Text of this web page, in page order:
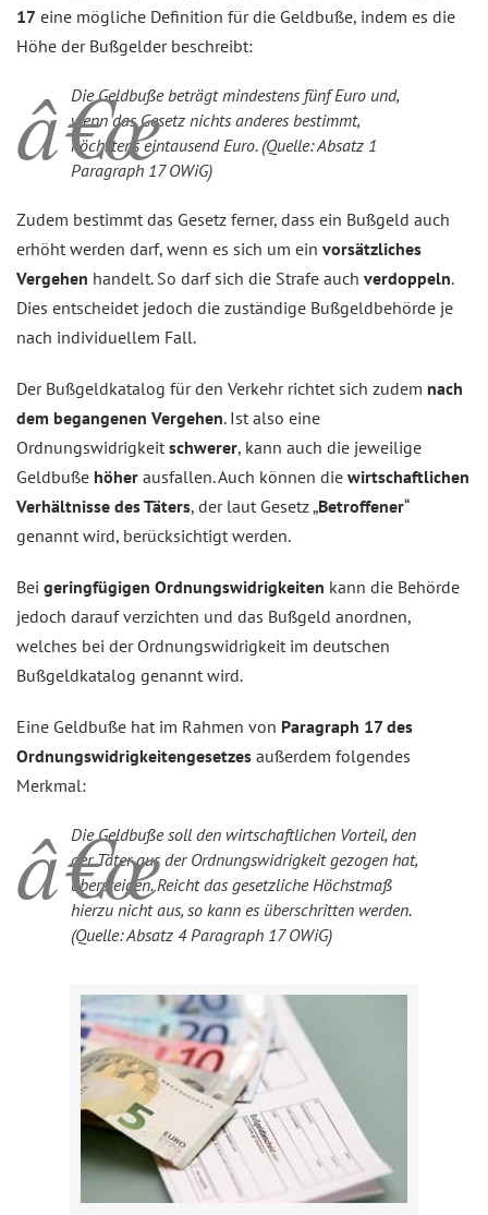
17 eine mögliche Definition für die Geldbuße, indem es die
Höhe der Bußgelder beschreibt:
Die Geldbuße beträgt mindestens fünf Euro und,
wenn das Gesetz nichts anderes bestimmt,
höchstens eintausend Euro. (Quelle: Absatz 1
Paragraph 17 OWiG)
Zudem bestimmt das Gesetz ferner, dass ein Bußgeld auch
erhöht werden darf, wenn es sich um ein vorsätzliches
Vergehen handelt. So darf sich die Strafe auch verdoppeln.
Dies entscheidet jedoch die zuständige Bußgeldbehörde je
nach individuellem Fall.
Der Bußgeldkatalog für den Verkehr richtet sich zudem nach
dem begangenen Vergehen. Ist also eine
Ordnungswidrigkeit schwerer, kann auch die jeweilige
Geldbuße höher ausfallen. Auch können die wirtschaftlichen
Verhältnisse des Täters, der laut Gesetz „Betroffener“
genannt wird, berücksichtigt werden.
Bei geringfügigen Ordnungswidrigkeiten kann die Behörde
jedoch darauf verzichten und das Bußgeld anordnen,
welches bei der Ordnungswidrigkeit im deutschen
Bußgeldkatalog genannt wird.
Eine Geldbuße hat im Rahmen von Paragraph 17 des
Ordnungswidrigkeitengesetzes außerdem folgendes
Merkmal:
Die Geldbuße soll den wirtschaftlichen Vorteil, den
der Täter aus der Ordnungswidrigkeit gezogen hat,
übersteigen. Reicht das gesetzliche Höchstmaß
hierzu nicht aus, so kann es überschritten werden.
(Quelle: Absatz 4 Paragraph 17 OWiG)